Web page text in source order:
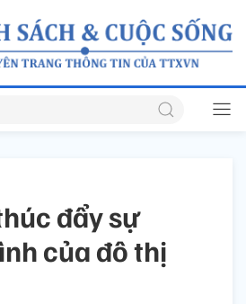
đẩy sự
của đô thị